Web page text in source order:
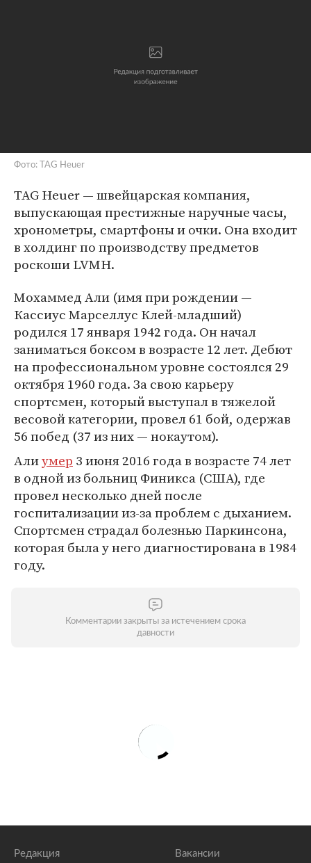
Фото: TAG Heuer
TAG Heuer — швейцарская компания,
выпускающая престижные наручные часы,
хронометры, смартфоны и очки. Она входит
в холдинг по производству предметов
роскоши LVMH.
Мохаммед Али (имя при рождении —
Кассиус Марселлус Клей-младший)
родился 17 января 1942 года. Он начал
заниматься боксом в возрасте 12 лет. Дебют
на профессиональном уровне состоялся 29
октября 1960 года. За свою карьеру
спортсмен, который выступал в тяжелой
весовой категории, провел 61 бой, одержав
56 побед (37 из них — нокаутом).
Алиумер 3 июня 2016 года в возрасте 74 лет
в одной из больниц Финикса (США), где
провел несколько дней после
госпитализации из-за проблем с дыханием.
Спортсмен страдал болезнью Паркинсона,
которая была у него диагностирована в 1984
году.
Комментарии закрыты за истечением срока
давности
Редакция Вакансии